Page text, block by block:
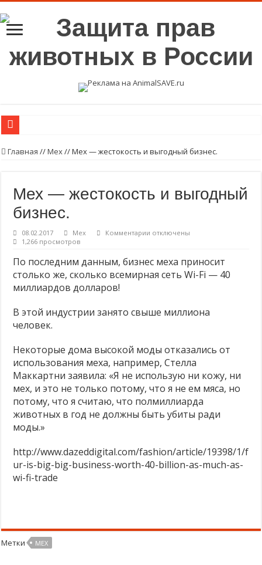
Вегетарианские продукты с высоким содержанием протеинов.
Возьмите в семью животное из приюта или с улицы.
Пожалуйста, стерилизуйте животных
Стерилизуйте животных
Молоко — без слёз коров и телят! ❤
Продажа кошек, собак и кроликов запрещена!
Есть альтернативы опытам на животных — почему бы их не использовать?
Главная //Мех//Мех — жестокость и выгодный бизнес.
Мех — жестокость и выгодный
бизнес.
08.02.2017 Мех Комментарии к
—
жестокость
и
отключены
1,266 просмотров
По последним данным, бизнес меха приносит
столько же, сколько всемирная сеть Wi-Fi — 40
миллиардов долларов!
В этой индустрии занято свыше миллиона
человек.
Некоторые дома высокой моды отказались от
использования меха, например, Стелла
Маккартни заявила: «Я не использую ни кожу, ни
мех, и это не только потому, что я не ем мяса, но
потому, что я считаю, что полмиллиарда
животных в год не должны быть убиты ради
моды.»
http://www.dazeddigital.com/fashion/article/19398/1/f
ur-is-big-big-business-worth-40-billion-as-much-as-
wi-fi-trade
Метки МЕХ